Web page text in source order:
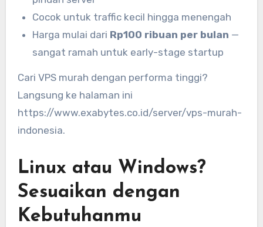
Cocok untuk traffic kecil hingga menengah
Harga mulai dari Rp100 ribuan per bulan —
sangat ramah untuk early-stage startup
Cari VPS murah dengan performa tinggi?
Langsung ke halaman ini
https://www.exabytes.co.id/server/vps-murah-
indonesia.
Linux atau Windows?
Sesuaikan dengan
Kebutuhanmu